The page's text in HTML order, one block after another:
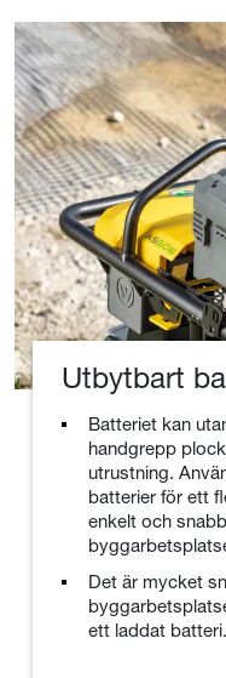
Utbytbart
Batteriet kan
handgrepp
utrustning.
batterier för ett
enkelt och
Det är mycket
ett laddat batteri.